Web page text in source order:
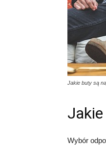
Jakie buty są
Wybór